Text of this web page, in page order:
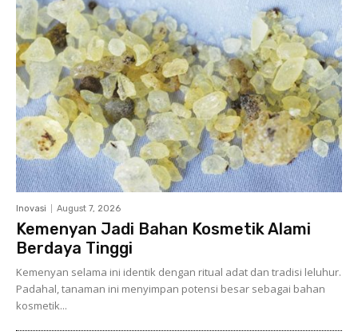
Inovasi August 7, 2026
Kemenyan Jadi Bahan Kosmetik Alami
Berdaya Tinggi
Kemenyan selama ini identik dengan ritual adat dan tradisi leluhur.
Padahal, tanaman ini menyimpan potensi besar sebagai bahan
kosmetik...